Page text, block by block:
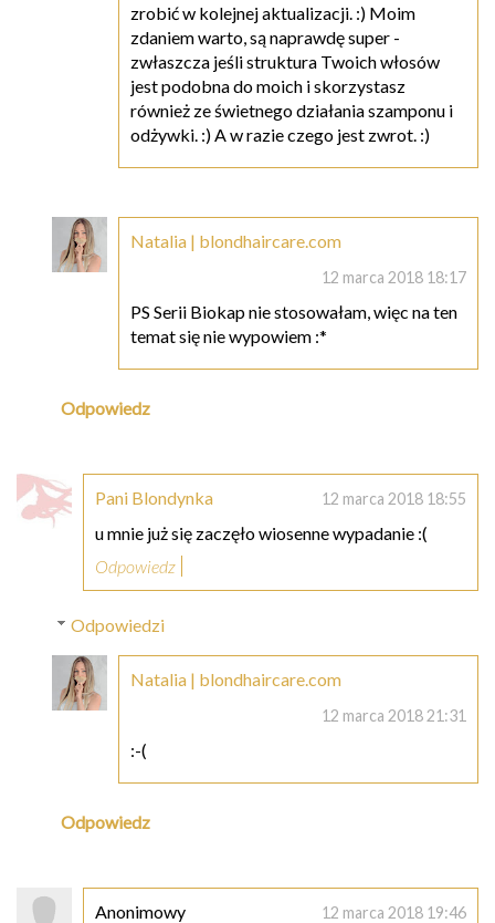
zrobić w kolejnej aktualizacji. :) Moim
zdaniem warto, są naprawdę super -
zwłaszcza jeśli struktura Twoich włosów
jest podobna do moich i skorzystasz
również ze świetnego działania szamponu i
odżywki. :) A w razie czego jest zwrot. :)
Natalia | blondhaircare.com
12 marca 2018 18:17
PS Serii Biokap nie stosowałam, więc na ten
temat się nie wypowiem :*
Odpowiedz
Pani Blondynka 12 marca 2018 18:55
u mnie już się zaczęło wiosenne wypadanie :(
Odpowiedz
Odpowiedzi
Natalia | blondhaircare.com
12 marca 2018 21:31
:-(
Odpowiedz
Anonimowy 12 marca 2018 19:46